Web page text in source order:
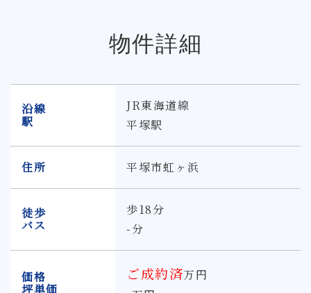
物件詳細
沿線
駅
JR東海道線
平塚駅
住所 平塚市虹ヶ浜
徒歩
バス
歩18分
-分
価格
坪単価
ご成約済万円